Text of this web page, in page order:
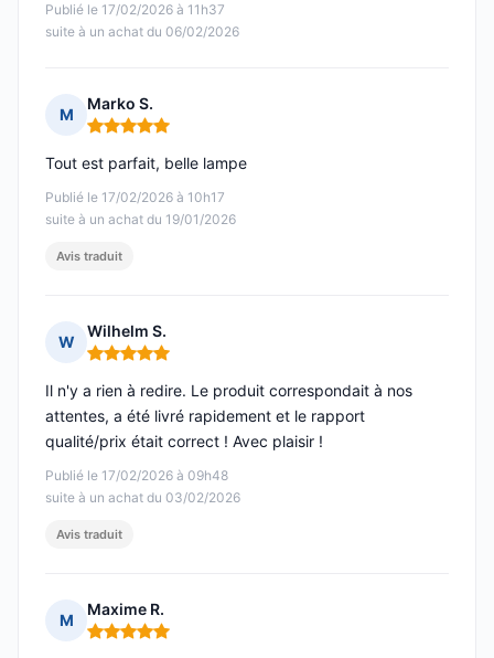
Publié le 17/02/2026 à 11h37
suite à un achat du 06/02/2026
M
Marko S.
Note : 5 sur 5
Publié le 17/02/2026 à 10h17
suite à un achat du 19/01/2026
Tout est parfait, belle lampe
Avis traduit
W
Wilhelm S.
Note : 5 sur 5
Publié le 17/02/2026 à 09h48
suite à un achat du 03/02/2026
Il n'y a rien à redire. Le produit correspondait à nos
attentes, a été livré rapidement et le rapport
qualité/prix était correct ! Avec plaisir !
Avis traduit
M
Maxime R.
Note : 5 sur 5